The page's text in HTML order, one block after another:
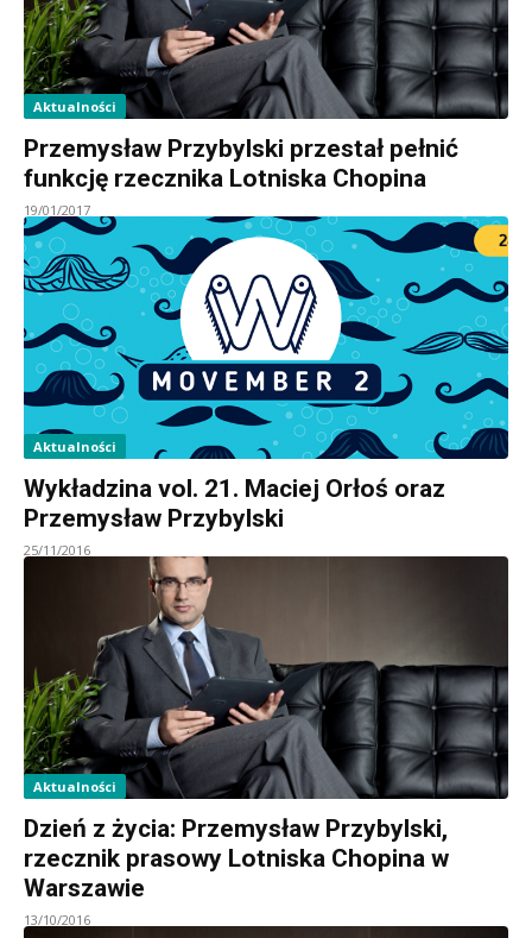
Aktualności
Przemysław Przybylski przestał pełnić
funkcję rzecznika Lotniska Chopina
19/01/2017
Aktualności
Wykładzina vol. 21. Maciej Orłoś oraz
Przemysław Przybylski
25/11/2016
Aktualności
Dzień z życia: Przemysław Przybylski,
rzecznik prasowy Lotniska Chopina w
Warszawie
13/10/2016